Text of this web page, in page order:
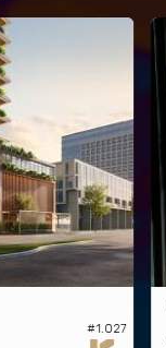
#1.027